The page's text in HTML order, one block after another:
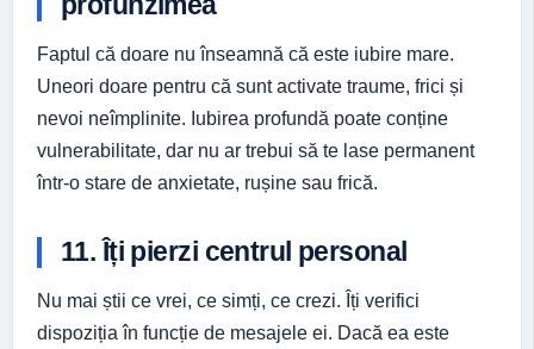
Faptul că doare nu înseamnă că este iubire mare.
Uneori doare pentru că sunt activate traume, frici și
nevoi neîmplinite. Iubirea profundă poate conține
vulnerabilitate, dar nu ar trebui să te lase permanent
într-o stare de anxietate, rușine sau frică.
11. Îți pierzi centrul personal
Nu mai știi ce vrei, ce simți, ce crezi. Îți verifici
dispoziția în funcție de mesajele ei. Dacă ea este